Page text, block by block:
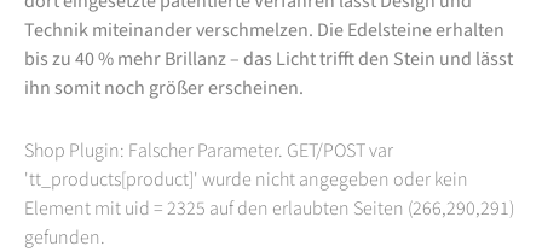
Technik miteinander verschmelzen. Die Edelsteine erhalten
bis zu 40 % mehr Brillanz – das Licht trifft den Stein und lässt
ihn somit noch größer erscheinen.
Shop Plugin: Falscher Parameter. GET/POST var
'tt_products[product]' wurde nicht angegeben oder kein
Element mit uid = 2325 auf den erlaubten Seiten (266,290,291)
gefunden.